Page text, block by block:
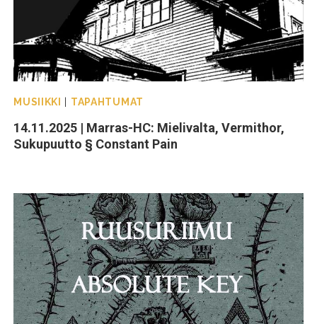
MUSIIKKI TAPAHTUMAT
14.11.2025 | Marras-HC: Mielivalta, Vermithor,
Sukupuutto § Constant Pain